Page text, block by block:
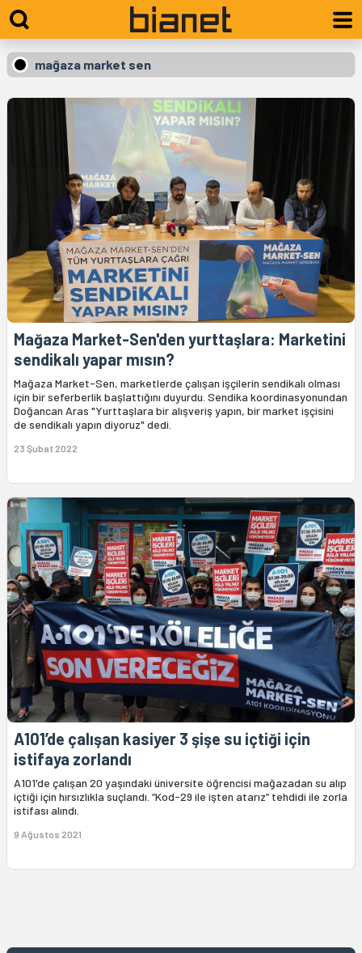
mağaza market sen
Mağaza Market-Sen'den yurttaşlara: Marketini
sendikalı yapar mısın?
Mağaza Market-Sen, marketlerde çalışan işçilerin sendikalı olması
için bir seferberlik başlattığını duyurdu. Sendika koordinasyonundan
Doğancan Aras "Yurttaşlara bir alışveriş yapın, bir market işçisini
de sendikalı yapın diyoruz" dedi.
23 Şubat 2022
A101’de çalışan kasiyer 3 şişe su içtiği için
istifaya zorlandı
A101'de çalışan 20 yaşındaki üniversite öğrencisi mağazadan su alıp
içtiği için hırsızlıkla suçlandı. “Kod-29 ile işten atarız” tehdidi ile zorla
istifası alındı.
9 Ağustos 2021